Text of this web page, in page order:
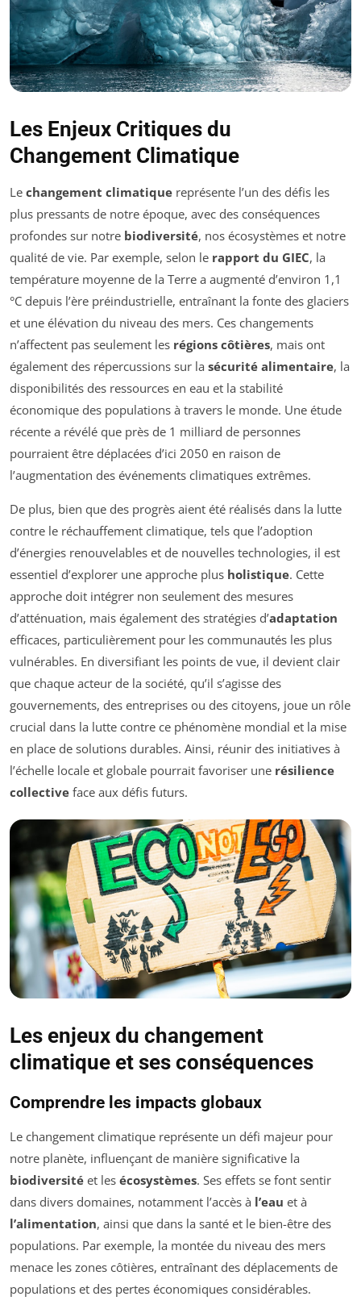
Les Enjeux Critiques du
Changement Climatique
Le changement climatique représente l’un des défis les
plus pressants de notre époque, avec des conséquences
profondes sur notre biodiversité, nos écosystèmes et notre
qualité de vie. Par exemple, selon le rapport du GIEC, la
température moyenne de la Terre a augmenté d’environ 1,1
°C depuis l’ère préindustrielle, entraînant la fonte des glaciers
et une élévation du niveau des mers. Ces changements
n’affectent pas seulement les régions côtières, mais ont
également des répercussions sur la sécu­rité alimentaire, la
disponibilités des ressources en eau et la stabilité
économique des populations à travers le monde. Une étude
récente a révélé que près de 1 milliard de personnes
pourraient être déplacées d’ici 2050 en raison de
l’augmentation des événements climatiques extrêmes.
De plus, bien que des progrès aient été réalisés dans la lutte
contre le réchauffement climatique, tels que l’adoption
d’énergies renouvelables et de nouvelles technologies, il est
essentiel d’explorer une approche plus holistique. Cette
approche doit intégrer non seulement des mesures
d’atténuation, mais également des stratégies d’adaptation
efficaces, particulièrement pour les communautés les plus
vulnérables. En diversifiant les points de vue, il devient clair
que chaque acteur de la société, qu’il s’agisse des
gouvernements, des entreprises ou des citoyens, joue un rôle
crucial dans la lutte contre ce phénomène mondial et la mise
en place de solutions durables. Ainsi, réunir des initiatives à
l’échelle locale et globale pourrait favoriser une résilience
collective face aux défis futurs.
Les enjeux du changement
climatique et ses conséquences
Comprendre les impacts globaux
Le changement climatique représente un défi majeur pour
notre planète, influençant de manière significative la
biodiversité et les écosystèmes. Ses effets se font sentir
dans divers domaines, notamment l’accès à l’eau et à
l’alimentation, ainsi que dans la santé et le bien-être des
populations. Par exemple, la montée du niveau des mers
menace les zones côtières, entraînant des déplacements de
populations et des pertes économiques considérables.